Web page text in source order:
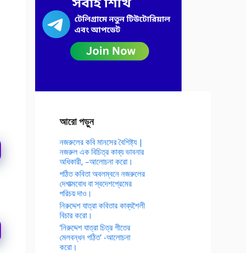
আরো পড়ুন
নজরুলের কবি মানসের বৈশিষ্ট্য |
নজরুল এক বিচিত্র কাব্য ভাবনার
অধিকারী, –আলোচনা করো।
পঠিত কবিতা অবলম্বনে নজরুলের
দেশাত্মবোধ বা স্বদেশপ্রেমের
পরিচয় দাও।
নিরুদ্দেশ যাত্রা কবিতার কাব্যশৈলী
বিচার করো।
‘নিরুদ্দেশ যাত্রা চিত্র গীতের
মেলবন্ধন গঠিত’ -আলোচনা
করো।